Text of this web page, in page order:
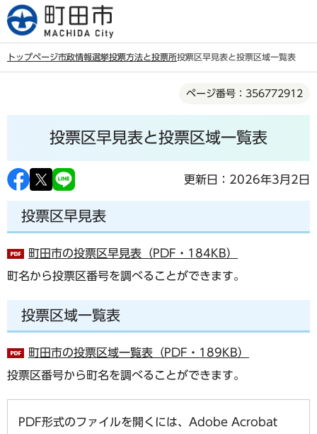
こ
の
す
トップページ市政情報選挙投票方法と投票所投票区早見表と投票区域一覧表
ら
ページ番号：356772912
投票区早見表と投票区域一覧表
更新日：2026年3月2日
投票区早見表
町田市の投票区早見表（PDF・184KB）
町名から投票区番号を調べることができます。
投票区域一覧表
町田市の投票区域一覧表（PDF・189KB）
投票区番号から町名を調べることができます。
PDF形式のファイルを開くには、Adobe Acrobat